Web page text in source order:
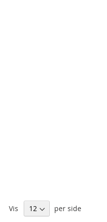
Vis per side